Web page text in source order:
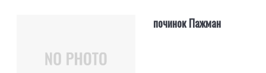
починок Пажман